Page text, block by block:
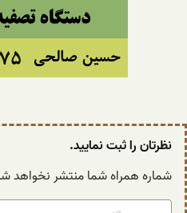
نظرتان را ثبت نمایید.
شماره همراه شما منتشر نخواهد